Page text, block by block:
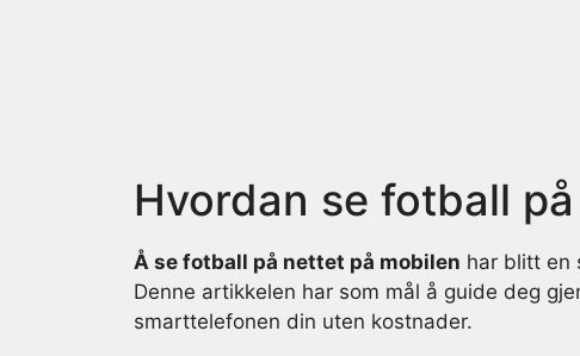
Hvordan se fotball
Å se fotball på nettet på mobilen har blitt en
Denne artikkelen har som mål å guide deg
smarttelefonen din uten kostnader.